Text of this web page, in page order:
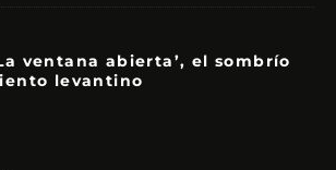
ventana abierta’, el sombrío
levantino